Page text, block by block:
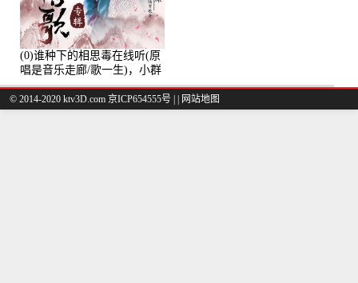
(0)谁种下的相思毒在线听(原
唱是音乐走廊/歌一生)，小群
演唱点播:8975次
© 2014-2020 ktv3D.com 京ICP654555号 | 网站地图